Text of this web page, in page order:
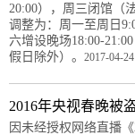
20:00），周三闭馆（
调整为：周一至周日
六增设晚场18:00-
假日除外）。 2017-04-
2016年央视春晚被
因未经授权网络直播